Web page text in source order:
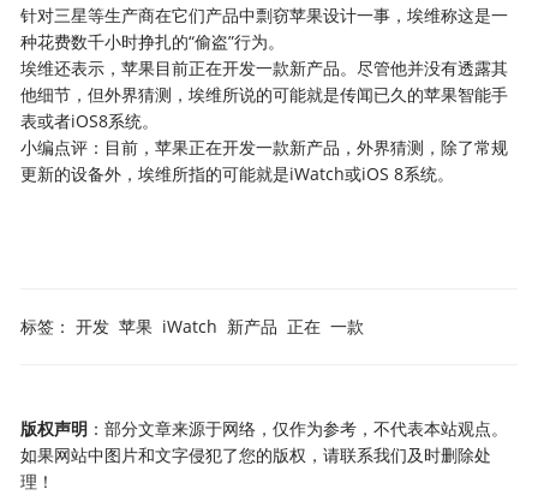
针对三星等生产商在它们产品中剽窃苹果设计一事，埃维称这是一
种花费数千小时挣扎的“偷盗”行为。
埃维还表示，苹果目前正在开发一款新产品。尽管他并没有透露其
他细节，但外界猜测，埃维所说的可能就是传闻已久的苹果智能手
表或者iOS8系统。
小编点评：目前，苹果正在开发一款新产品，外界猜测，除了常规
更新的设备外，埃维所指的可能就是iWatch或iOS 8系统。
标签： 开发 苹果 iWatch 新产品 正在 一款
版权声明 ：部分文章来源于网络，仅作为参考，不代表本站观点。
如果网站中图片和文字侵犯了您的版权，请联系我们及时删除处
理！